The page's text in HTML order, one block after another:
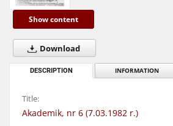
Show content
Download
DESCRIPTION INFORMATION
Title:
Akademik, nr 6 (7.03.1982 r.)